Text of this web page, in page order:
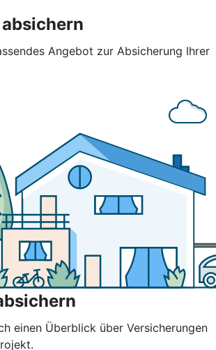
Angebot zur Absicherung Ihrer
einen Überblick über Versicherungen